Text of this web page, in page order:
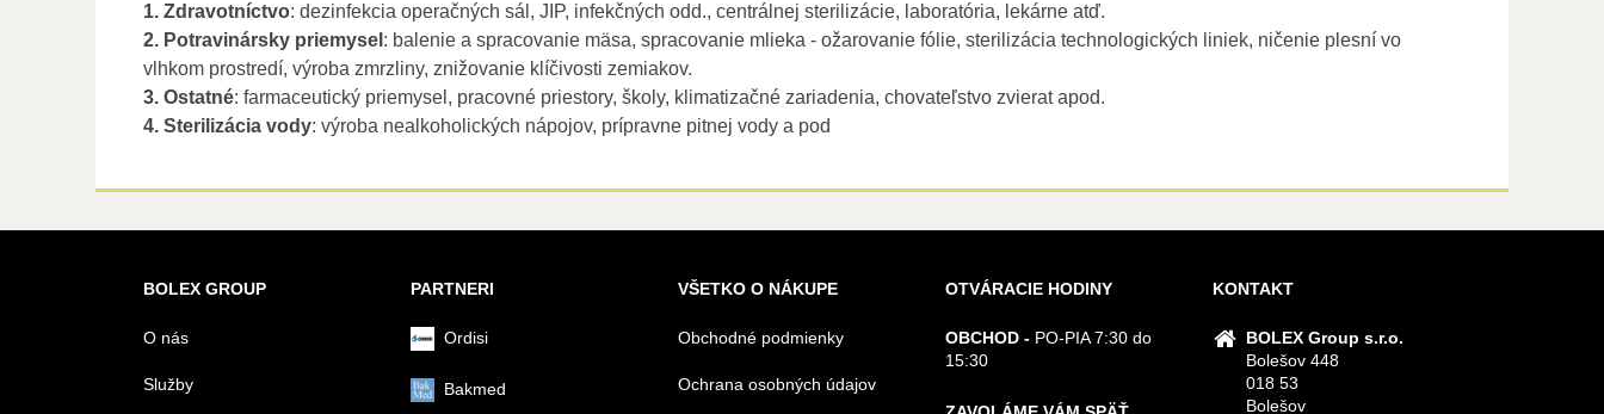
1. Zdravotníctvo: dezinfekcia operačných sál, JIP, infekčných odd., centrálnej sterilizácie, laboratória, lekárne atď.
2. Potravinársky priemysel : balenie a spracovanie mäsa, spracovanie mlieka - ožarovanie fólie, sterilizácia technologických liniek, ničenie plesní vo
vlhkom prostredí, výroba zmrzliny, znižovanie klíčivosti zemiakov.
3. Ostatné: farmaceutický priemysel, pracovné priestory, školy, klimatizačné zariadenia, chovateľstvo zvierat apod.
4. Sterilizácia vody: výroba nealkoholických nápojov, prípravne pitnej vody a pod
BOLEX GROUP
O nás
Služby
PARTNERI
Ordisi
Bakmed
VŠETKO O NÁKUPE
Obchodné podmienky
Ochrana osobných údajov
OTVÁRACIE HODINY
OBCHOD - PO-PIA 7:30 do
15:30
KONTAKT
BOLEX Group s.r.o.
Bolešov 448
018 53
Bolešov